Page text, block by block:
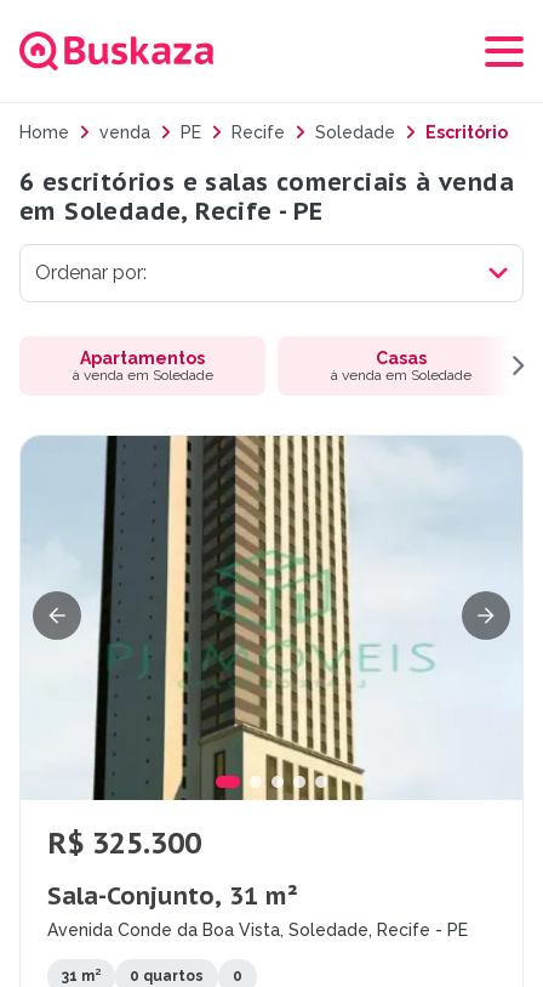
Home venda PE Recife Soledade Escritório
6 escritórios e salas comerciais à venda
em Soledade, Recife - PE
Apartamentos
à venda em Soledade
Casas
à venda em Soledade
R$ 325.300
Sala-Conjunto, 31 m²
Avenida Conde da Boa Vista, Soledade, Recife - PE
31 m² 0 quartos 0